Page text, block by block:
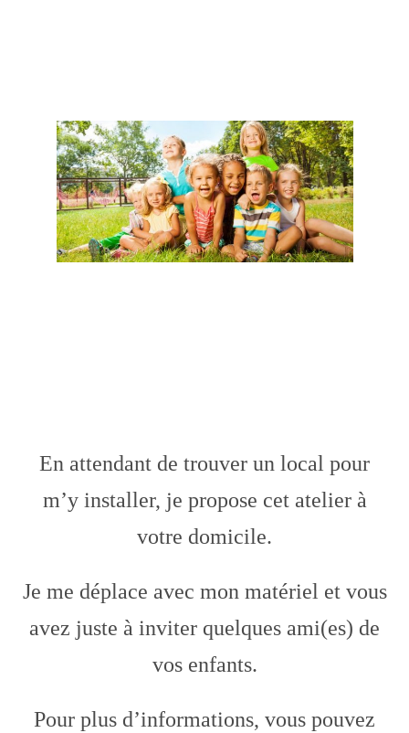
En attendant de trouver un local pour
m’y installer, je propose cet atelier à
votre domicile.
Je me déplace avec mon matériel et vous
avez juste à inviter quelques ami(es) de
vos enfants.
Pour plus d’informations, vous pouvez